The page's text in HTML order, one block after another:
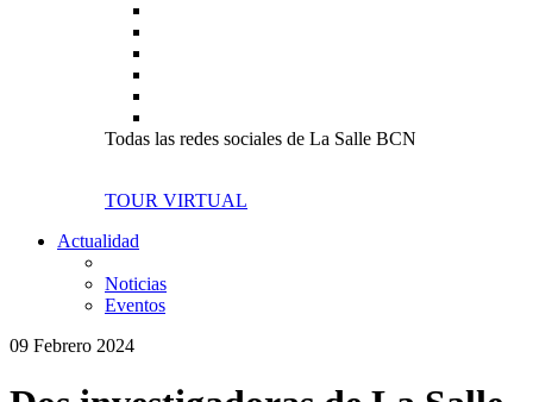
Todas las redes sociales de La Salle BCN
TOUR VIRTUAL
Actualidad
Noticias
Eventos
09 Febrero 2024